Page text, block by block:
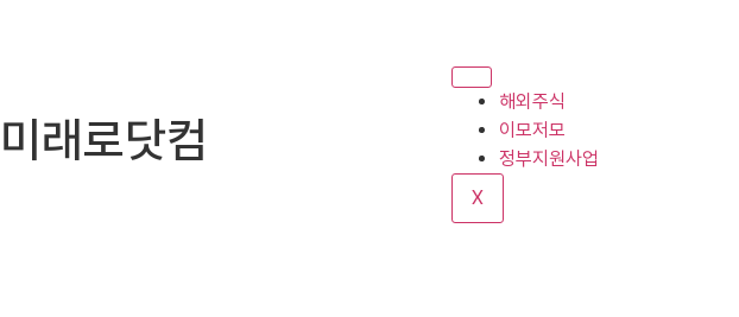
미래로닷컴
해외주식
이모저모
정부지원사업
X